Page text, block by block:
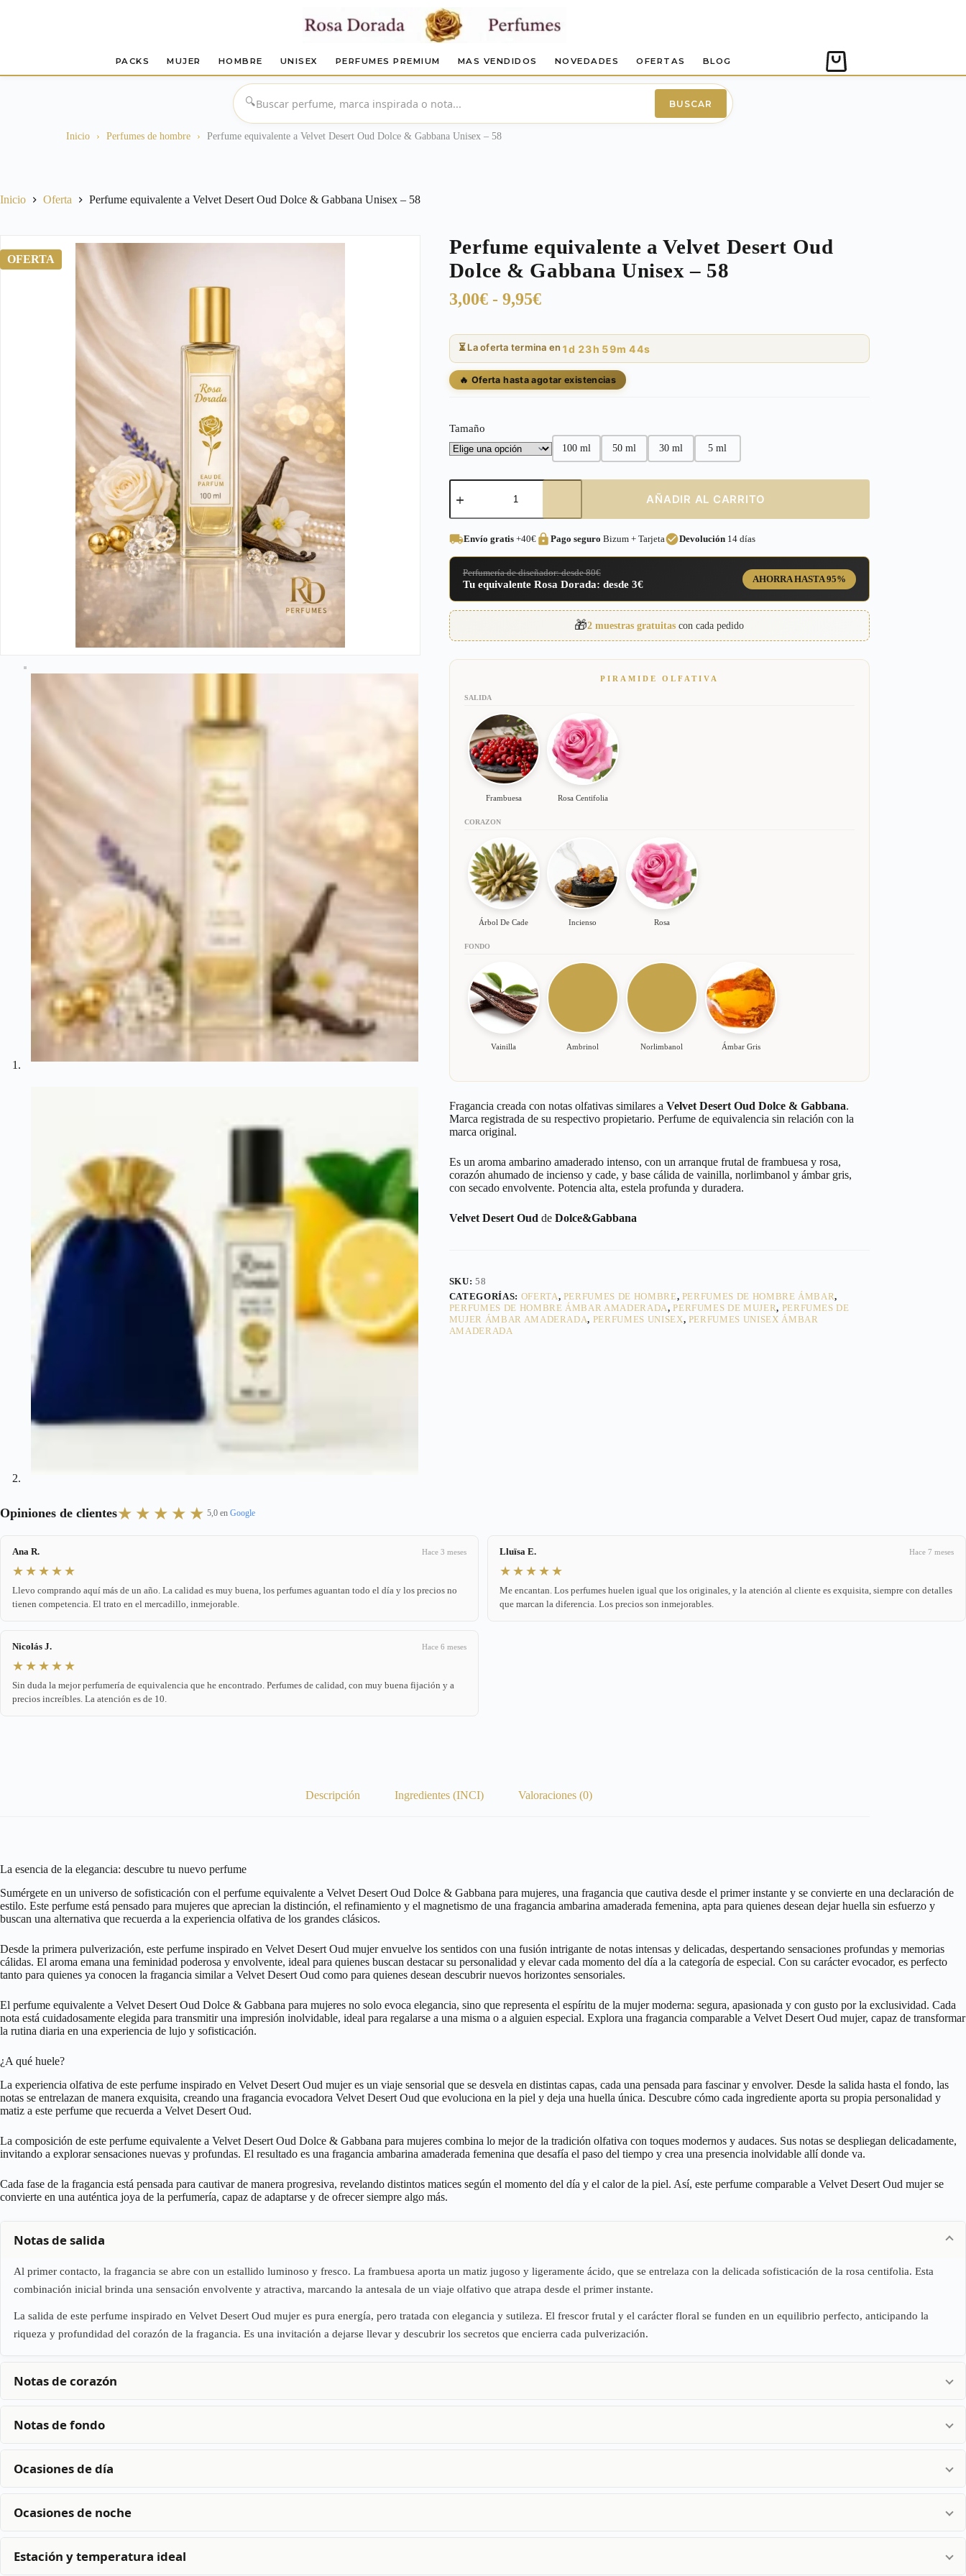
PACKS MUJER HOMBRE UNISEX PERFUMES PREMIUM MAS VENDIDOS NOVEDADES OFERTAS BLOG
Carro
de
🔍 BUSCAR
Inicio › Perfumes de hombre › Perfume equivalente a Velvet Desert Oud Dolce & Gabbana Unisex – 58
Inicio Oferta Perfume equivalente a Velvet Desert Oud Dolce & Gabbana Unisex – 58
OFERTA
Perfume equivalente a Velvet Desert Oud
Dolce & Gabbana Unisex – 58
3,00€ - 9,95€Rango
precios:
desde
3,00€
hasta
⏳ La oferta termina en 1d 23h 59m 43s
🔥 Oferta hasta agotar existencias
Tamaño
100 ml 50 ml 30 ml 5 ml
Perfume
equivalente
Velvet
Desert
Oud
Dolce
Gabbana
Unisex
58
cantidad
AÑADIR AL CARRITO
Envío gratis+40€ Pago seguro Bizum + Tarjeta Devolución14 días
Perfumería de diseñador: desde 80€
Tu equivalente Rosa Dorada: desde 3€ AHORRA HASTA 95%
🎁2 muestras gratuitas con cada pedido
PIRAMIDE OLFATIVA
SALIDA
Frambuesa Rosa Centifolia
CORAZON
Árbol De Cade Incienso Rosa
FONDO
Vainilla Ambrinol Norlimbanol Ámbar Gris
Fragancia creada con notas olfativas similares a Velvet Desert Oud Dolce & Gabbana.
Marca registrada de su respectivo propietario. Perfume de equivalencia sin relación con la
marca original.
Es un aroma ambarino amaderado intenso, con un arranque frutal de frambuesa y rosa,
corazón ahumado de incienso y cade, y base cálida de vainilla, norlimbanol y ámbar gris,
con secado envolvente. Potencia alta, estela profunda y duradera.
Velvet Desert Oud de Dolce&Gabbana
SKU:58
CATEGORÍAS: OFERTA, PERFUMES DE HOMBRE, PERFUMES DE HOMBRE ÁMBAR,
PERFUMES DE HOMBRE ÁMBAR AMADERADA,PERFUMES DE MUJER, PERFUMES DE
MUJER ÁMBAR AMADERADA, PERFUMES UNISEX, PERFUMES UNISEX ÁMBAR
AMADERADA
Opiniones de clientes★★★★★ 5,0 en Google
Ana R. Hace 3 meses
★★★★★
Llevo comprando aquí más de un año. La calidad es muy buena, los perfumes aguantan todo el día y los precios no
tienen competencia. El trato en el mercadillo, inmejorable.
Lluïsa E. Hace 7 meses
★★★★★
Me encantan. Los perfumes huelen igual que los originales, y la atención al cliente es exquisita, siempre con detalles
que marcan la diferencia. Los precios son inmejorables.
Nicolás J. Hace 6 meses
★★★★★
Sin duda la mejor perfumería de equivalencia que he encontrado. Perfumes de calidad, con muy buena fijación y a
precios increíbles. La atención es de 10.
Descripción Ingredientes (INCI) Valoraciones (0)
La esencia de la elegancia: descubre tu nuevo perfume
Sumérgete en un universo de sofisticación con el perfume equivalente a Velvet Desert Oud Dolce & Gabbana para mujeres, una fragancia que cautiva desde el primer instante y se convierte en una declaración de
estilo. Este perfume está pensado para mujeres que aprecian la distinción, el refinamiento y el magnetismo de una fragancia ambarina amaderada femenina, apta para quienes desean dejar huella sin esfuerzo y
buscan una alternativa que recuerda a la experiencia olfativa de los grandes clásicos.
Desde la primera pulverización, este perfume inspirado en Velvet Desert Oud mujer envuelve los sentidos con una fusión intrigante de notas intensas y delicadas, despertando sensaciones profundas y memorias
cálidas. El aroma emana una feminidad poderosa y envolvente, ideal para quienes buscan destacar su personalidad y elevar cada momento del día a la categoría de especial. Con su carácter evocador, es perfecto
tanto para quienes ya conocen la fragancia similar a Velvet Desert Oud como para quienes desean descubrir nuevos horizontes sensoriales.
El perfume equivalente a Velvet Desert Oud Dolce & Gabbana para mujeres no solo evoca elegancia, sino que representa el espíritu de la mujer moderna: segura, apasionada y con gusto por la exclusividad. Cada
nota está cuidadosamente elegida para transmitir una impresión inolvidable, ideal para regalarse a una misma o a alguien especial. Explora una fragancia comparable a Velvet Desert Oud mujer, capaz de transformar
la rutina diaria en una experiencia de lujo y sofisticación.
¿A qué huele?
La experiencia olfativa de este perfume inspirado en Velvet Desert Oud mujer es un viaje sensorial que se desvela en distintas capas, cada una pensada para fascinar y envolver. Desde la salida hasta el fondo, las
notas se entrelazan de manera exquisita, creando una fragancia evocadora Velvet Desert Oud que evoluciona en la piel y deja una huella única. Descubre cómo cada ingrediente aporta su propia personalidad y
matiz a este perfume que recuerda a Velvet Desert Oud.
La composición de este perfume equivalente a Velvet Desert Oud Dolce & Gabbana para mujeres combina lo mejor de la tradición olfativa con toques modernos y audaces. Sus notas se despliegan delicadamente,
invitando a explorar sensaciones nuevas y profundas. El resultado es una fragancia ambarina amaderada femenina que desafía el paso del tiempo y crea una presencia inolvidable allí donde va.
Cada fase de la fragancia está pensada para cautivar de manera progresiva, revelando distintos matices según el momento del día y el calor de la piel. Así, este perfume comparable a Velvet Desert Oud mujer se
convierte en una auténtica joya de la perfumería, capaz de adaptarse y de ofrecer siempre algo más.
Notas de salida
Al primer contacto, la fragancia se abre con un estallido luminoso y fresco. La frambuesa aporta un matiz jugoso y ligeramente ácido, que se entrelaza con la delicada sofisticación de la rosa centifolia. Esta
combinación inicial brinda una sensación envolvente y atractiva, marcando la antesala de un viaje olfativo que atrapa desde el primer instante.
La salida de este perfume inspirado en Velvet Desert Oud mujer es pura energía, pero tratada con elegancia y sutileza. El frescor frutal y el carácter floral se funden en un equilibrio perfecto, anticipando la
riqueza y profundidad del corazón de la fragancia. Es una invitación a dejarse llevar y descubrir los secretos que encierra cada pulverización.
Notas de corazón
Notas de fondo
Ocasiones de día
Ocasiones de noche
Estación y temperatura ideal